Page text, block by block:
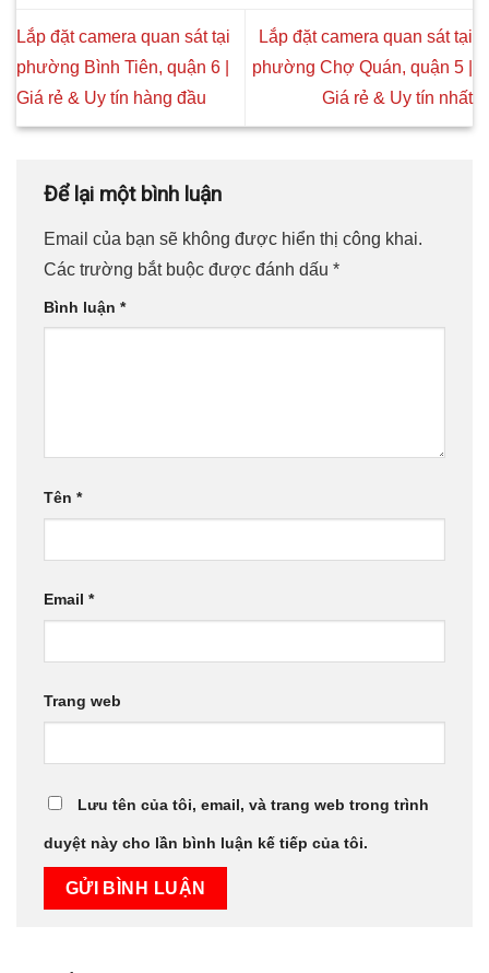
Lắp đặt camera quan sát tại
phường Bình Tiên, quận 6 |
Giá rẻ & Uy tín hàng đầu
Lắp đặt camera quan sát tại
phường Chợ Quán, quận 5 |
Giá rẻ & Uy tín nhất
Để lại một bình luận
Email của bạn sẽ không được hiển thị công khai.
Các trường bắt buộc được đánh dấu *
Bình luận *
Tên *
Email *
Trang web
Lưu tên của tôi, email, và trang web trong trình
duyệt này cho lần bình luận kế tiếp của tôi.